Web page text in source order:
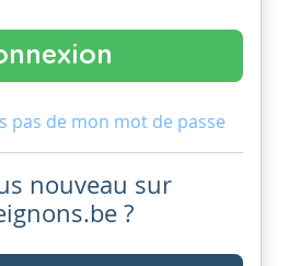
pas de mon mot de passe
nouveau sur
?